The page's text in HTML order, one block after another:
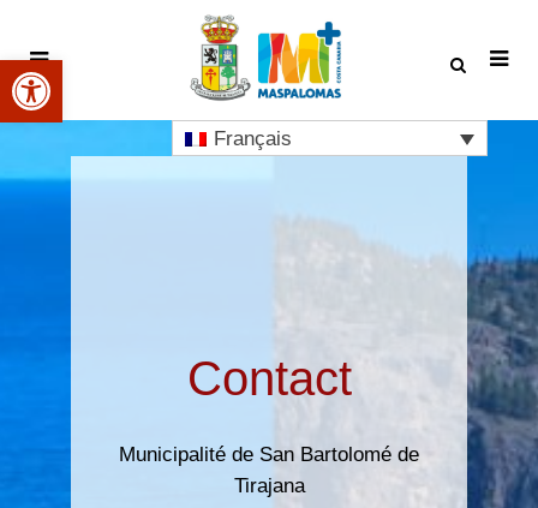
Ouvrir la barre d’outils
Français
Contact
Municipalité de San Bartolomé de
Tirajana